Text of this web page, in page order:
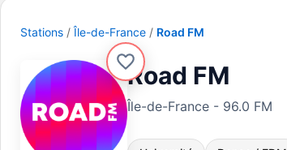
Stations Île-de-France Road FM
Road FM
Île-de-France - 96.0 FM